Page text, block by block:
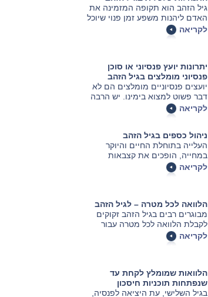
גיל הזהב הוא תקופה המזמינה את
האדם ליהנות משפע זמן פנוי שיוכל
לבלות אותו בחברת מכרים, חברים
ובני משפחה, בעיסוק בתחביבים
יש השפעה ישירה על איכות החיים
בגיל הזהב, ולכן כדאי להכין את
עצמכם מראש לימי הפנסיה.
לקריאה
יתרונות יועץ פנסיוני או סוכן
פנסיוני מומלצים בגיל הזהב
יועצים פנסיוניים מומלצים הם לא
דבר פשוט למצוא בימינו. יש הרבה
אנשי מקצוע שמספקים ייעוץ פנסיוני
לא מקצועי, ולכן חשוב לדעת עם מי
לקריאה
ניהול כספים בגיל הזהב
העלייה בתוחלת החיים והיוקר
במחייה, הופכים את קצבאות
הפנסיה ללא רלוונטיות, מכיוון שלא
בטוח שהם יספיקו על מנת שנוכל
לקריאה
הלוואה לכל מטרה – לגיל הזהב
מבוגרים רבים בגיל הזהב זקוקים
לקבלת הלוואה לכל מטרה עבור
מספר מטרות כמו למשל תרופות
יקרות, דיור מוגן, מטפלים אישיים,
בנקאיות, מעניקים לגיל הזהב מספר
הטבות להלוואות במיוחד עבור אותן
מטרות שהוצגו קודם.
לקריאה
הלוואות שמומלץ לקחת עד
שנפתחות תוכניות חיסכון
בגיל השלישי, עת היציאה לפנסיה,